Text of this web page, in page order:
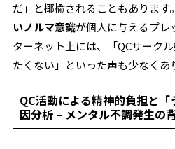
だ」と揶揄されることもあります
いノルマ意識が個人に与えるプレ
ターネット上には、「QCサーク
たくない」といった声も少なくあ
QC活動による精神的負担と
因分析 – メンタル不調発生の